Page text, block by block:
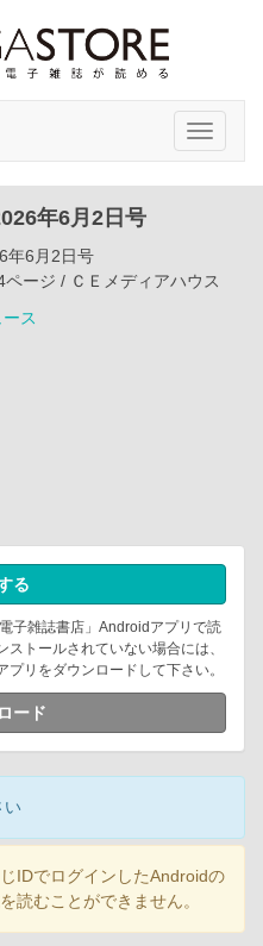
Toggle
年6月2日号
年6月2日号
ページ / ＣＥメディアハウス
ス
る
子雑誌書店」Androidアプリで読
トールされていない場合には、
リをダウンロードして下さい。
ード
い
IDでログインしたAndroidの
読むことができません。